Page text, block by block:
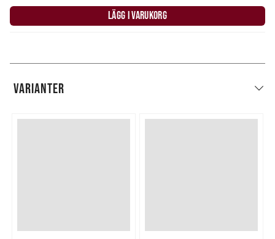
LÄGG I VARUKORG
VARIANTER